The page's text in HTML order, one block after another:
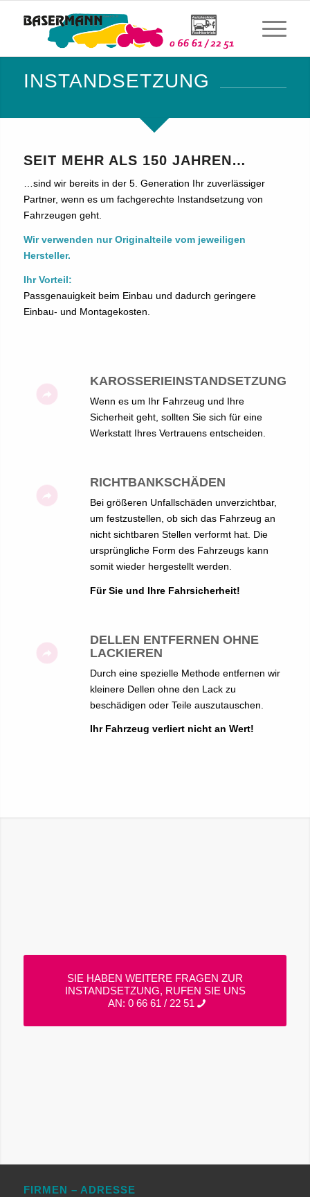
INSTANDSETZUNG
SEIT MEHR ALS 150 JAHREN…
…sind wir bereits in der 5. Generation Ihr zuverlässiger
Partner, wenn es um fachgerechte Instandsetzung von
Fahrzeugen geht.
Wir verwenden nur Originalteile vom jeweiligen
Hersteller.
Ihr Vorteil:
Passgenauigkeit beim Einbau und dadurch geringere
Einbau- und Montagekosten.
KAROSSERIEINSTANDSETZUNG
Wenn es um Ihr Fahrzeug und Ihre
Sicherheit geht, sollten Sie sich für eine
Werkstatt Ihres Vertrauens entscheiden.
RICHTBANKSCHÄDEN
Bei größeren Unfallschäden unverzichtbar,
um festzustellen, ob sich das Fahrzeug an
nicht sichtbaren Stellen verformt hat. Die
ursprüngliche Form des Fahrzeugs kann
somit wieder hergestellt werden.
Für Sie und Ihre Fahrsicherheit!
DELLEN ENTFERNEN OHNE
LACKIEREN
Durch eine spezielle Methode entfernen wir
kleinere Dellen ohne den Lack zu
beschädigen oder Teile auszutauschen.
Ihr Fahrzeug verliert nicht an Wert!
SIE HABEN WEITERE FRAGEN ZUR
INSTANDSETZUNG, RUFEN SIE UNS
AN: 0 66 61 / 22 51
FIRMEN – ADRESSE